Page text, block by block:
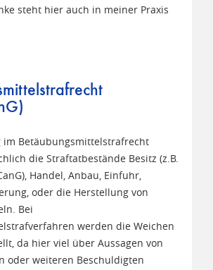
steht hier auch in meiner Praxis
im Betäubungsmittelstrafrecht
die Straftatbestände Besitz (z.B.
Handel, Anbau, Einfuhr,
oder die Herstellung von
Bei
werden die Weichen
da hier viel über Aussagen von
oder weiteren Beschuldigten